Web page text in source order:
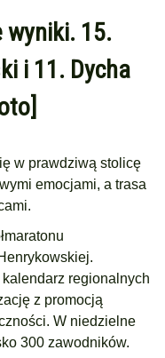
wyniki. 15.
i 11. Dycha
w prawdziwą stolicę
emocjami, a trasa
kalendarz regionalnych
z promocją
W niedzielne
300 zawodników.